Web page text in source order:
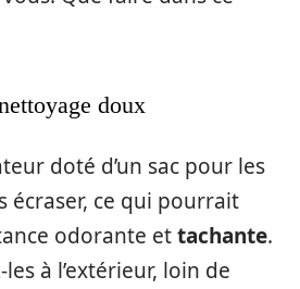
doux
doté d’un sac pour les
écraser, ce qui pourrait
odorante ettachante.
à l’extérieur, loin de